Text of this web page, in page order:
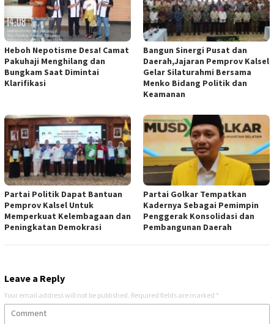
Heboh Nepotisme Desa! Camat
Pakuhaji Menghilang dan
Bungkam Saat Dimintai
Klarifikasi
Bangun Sinergi Pusat dan
Daerah,Jajaran Pemprov Kalsel
Gelar Silaturahmi Bersama
Menko Bidang Politik dan
Keamanan
Partai Politik Dapat Bantuan
Pemprov Kalsel Untuk
Memperkuat Kelembagaan dan
Peningkatan Demokrasi
Partai Golkar Tempatkan
Kadernya Sebagai Pemimpin
Penggerak Konsolidasi dan
Pembangunan Daerah
Leave a Reply
Your email address will not be published. Required fields are marked *